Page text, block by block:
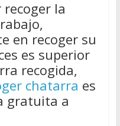
la
en recoger su
es superior
recogida,
chatarra es
gratuita a